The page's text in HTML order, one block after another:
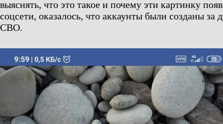
выяснять, что это такое и почему эти картинку
соцсети, оказалось, что аккаунты были созданы за
СВО.